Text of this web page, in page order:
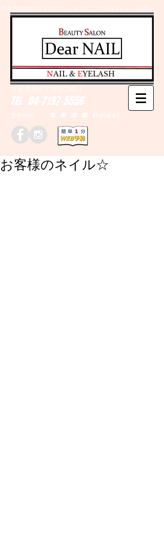
千葉県野田市のネイルサロン、まつげエクステはＤｅａｒＮAILへ
TEL 04-7197-5556
営業時間 10：00～20：00 (予約優先)
千葉県野田市野田790-1
​NAIL & EYELASH
お客様のネイル☆